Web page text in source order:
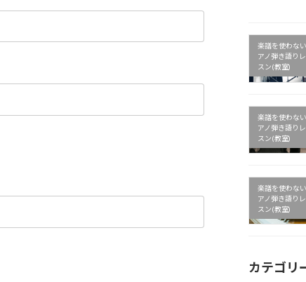
楽譜を使わな
アノ弾き語り
スン(教室)
楽譜を使わな
アノ弾き語り
スン(教室)
楽譜を使わな
アノ弾き語り
スン(教室)
カテゴリ